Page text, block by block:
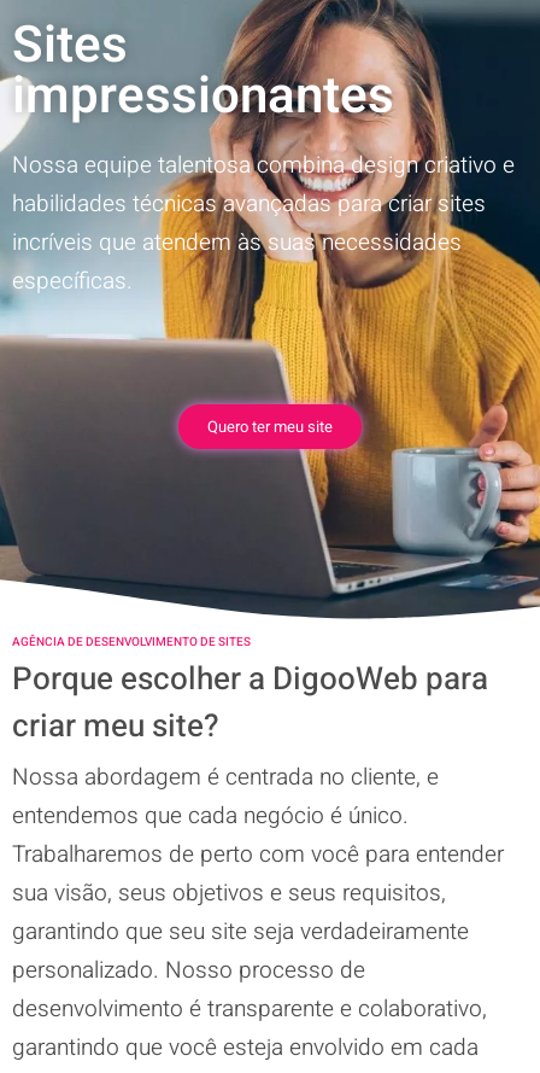
Sites
impressionantes
Nossa equipe talentosa combina design criativo e
habilidades técnicas avançadas para criar sites
incríveis que atendem às suas necessidades
específicas.
Quero ter meu site
AGÊNCIA DE DESENVOLVIMENTO DE SITES
Porque escolher a DigooWeb para
criar meu site?
Nossa abordagem é centrada no cliente, e
entendemos que cada negócio é único.
Trabalharemos de perto com você para entender
sua visão, seus objetivos e seus requisitos,
garantindo que seu site seja verdadeiramente
personalizado. Nosso processo de
desenvolvimento é transparente e colaborativo,
garantindo que você esteja envolvido em cada